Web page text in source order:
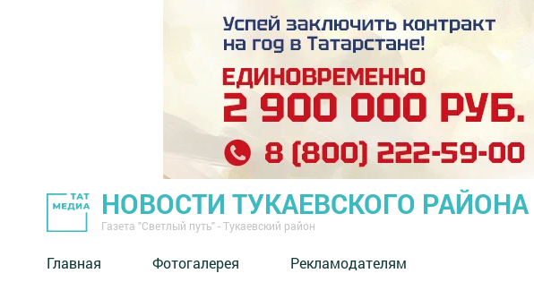
НОВОСТИ ТУКАЕВСКОГО РАЙОНА
Газета "Светлый путь" - Тукаевский район
Главная Фотогалерея Рекламодателям